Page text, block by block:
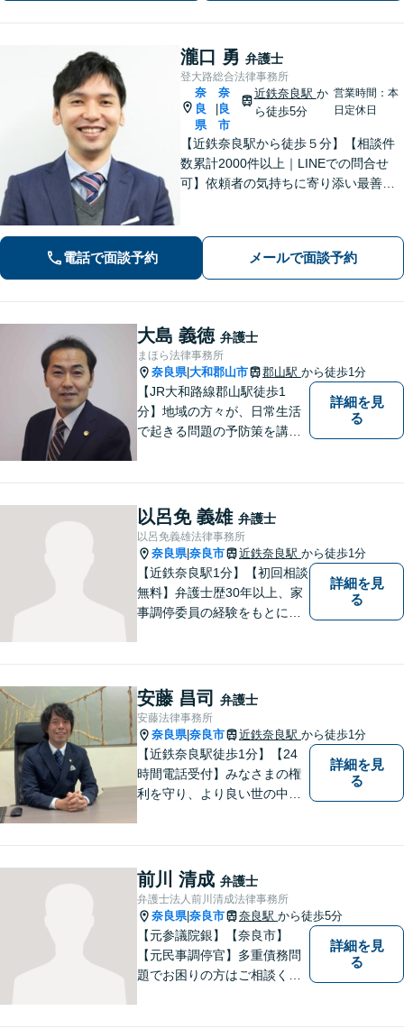
瀧口 勇 弁護士
登大路総合法律事務所
奈
良
県
奈
良
市
近鉄奈良駅 か
ら徒歩5分
営業時間：本
日定休日
【近鉄奈良駅から徒歩５分】【相談件
数累計2000件以上｜LINEでの問合せ
可】依頼者の気持ちに寄り添い最善の
ン法律相談可能】
電話で面談予約 メールで面談予約
大島 義徳 弁護士
まほら法律事務所
奈良県|大和郡山市 郡山駅 から徒歩1分
【JR大和路線郡山駅徒歩1
分】地域の方々が、日常生活
で起きる問題の予防策を講じ
身近な弁護士を目指していま
す。
詳細を見
る
以呂免 義雄 弁護士
以呂免義雄法律事務所
奈良県|奈良市 近鉄奈良駅 から徒歩1分
【近鉄奈良駅1分】【初回相談
無料】弁護士歴30年以上、家
事調停委員の経験をもとに複
発生前のご相談も受け付けて
おります。【電話相談可】
詳細を見
る
安藤 昌司 弁護士
安藤法律事務所
奈良県|奈良市 近鉄奈良駅 から徒歩1分
【近鉄奈良駅徒歩1分】【24
時間電話受付】みなさまの権
利を守り、より良い世の中に
ています。法律トラブルでお
悩みごとがありましたら、お
気軽にご相談ください。
詳細を見
る
前川 清成 弁護士
弁護士法人前川清成法律事務所
奈良県|奈良市 奈良駅 から徒歩5分
【元参議院銀】【奈良市】
【元民事調停官】多重債務問
題でお困りの方はご相談くだ
詳細を見
る